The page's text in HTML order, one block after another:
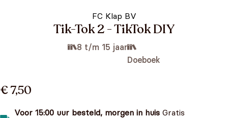
FC Klap BV
Tik-Tok 2 - TikTok DIY
8 t/m 15 jaar
Doeboek
€ 7,50
Voor 15:00 uur besteld, morgen in huis Gratis